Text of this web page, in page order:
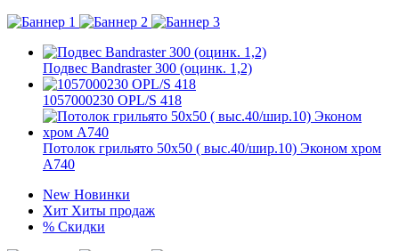
Подвес Bandraster 300 (оцинк. 1,2)
1057000230 OPL/S 418
Потолок грильято 50х50 ( выс.40/шир.10) Эконом хром
А740
New Новинки
Хит Хиты продаж
% Скидки